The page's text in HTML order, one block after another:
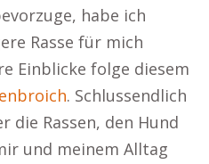
habe ich
Rasse für mich
Einblicke folge diesem
. Schlussendlich
die Rassen, den Hund
und meinem Alltag